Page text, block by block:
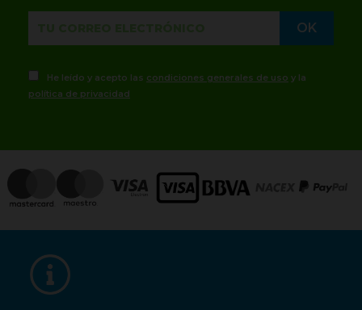
He leído y acepto las condiciones generales de uso y la
política de privacidad